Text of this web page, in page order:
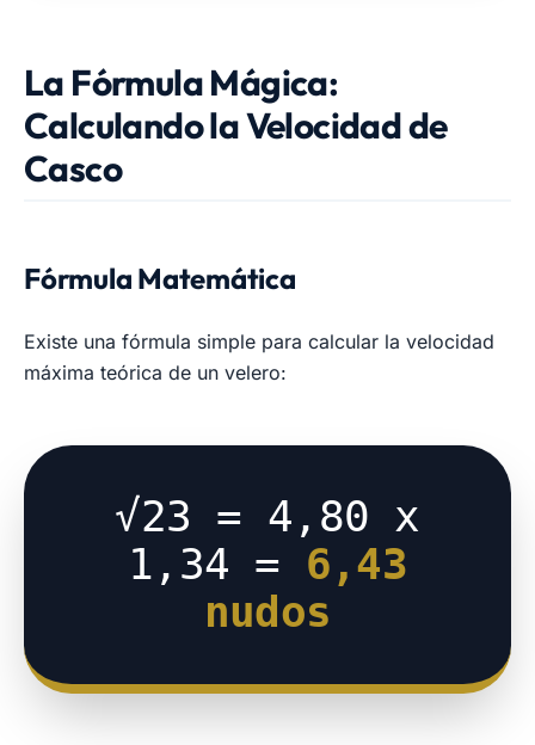
La Fórmula Mágica:
Calculando la Velocidad de
Casco
Fórmula Matemática
Existe una fórmula simple para calcular la velocidad
máxima teórica de un velero:
√23 = 4,80 x
1,34 = 6,43
nudos